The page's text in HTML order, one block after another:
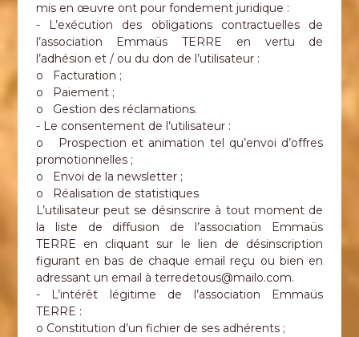
mis en œuvre ont pour fondement juridique :
- L’exécution des obligations contractuelles de
l’association Emmaüs TERRE en vertu de
l’adhésion et / ou du don de l’utilisateur :
o Facturation ;
o Paiement ;
o Gestion des réclamations.
- Le consentement de l’utilisateur :
o Prospection et animation tel qu’envoi d’offres
promotionnelles ;
o Envoi de la newsletter ;
o Réalisation de statistiques
L’utilisateur peut se désinscrire à tout moment de
la liste de diffusion de l’association Emmaüs
TERRE en cliquant sur le lien de désinscription
figurant en bas de chaque email reçu ou bien en
adressant un email à terredetous@mailo.com.
- L’intérêt légitime de l’association Emmaüs
TERRE :
o Constitution d’un fichier de ses adhérents ;